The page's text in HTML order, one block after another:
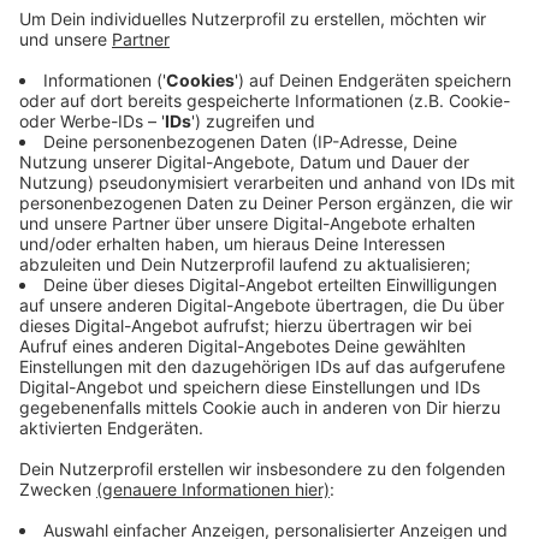
zusammengenommen weniger als 1000 Fahrgäste
wirtschaftlich zu betreiben. Kritik kommt aus der
Politik. Die Freien Wähler nennen die Entscheidung
katastrophal für das Image der WSW und der
Stadt. Es sei nicht zeitgemäß, das Angebot im
öffentlichen Nahverkehr immer mehr zu
reduzieren.
Veröffentlicht:Dienstag, 20.04.2021 12:14
Anzeige
Anzeige